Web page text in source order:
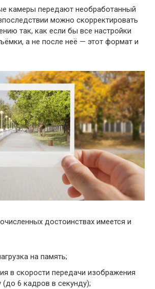
камеры передают необработанный
можно скорректировать
так, как если бы все настройки
а не после неё — этот формат и
достоинствах имеется и
на память;
в скорости передачи изображения
6 кадров в секунду);